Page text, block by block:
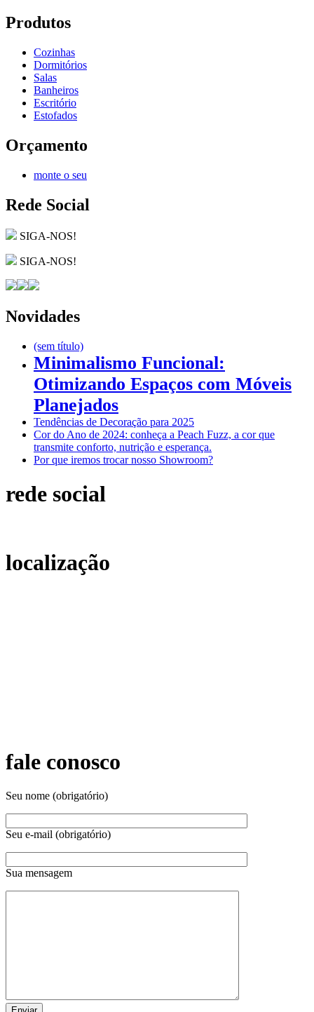
Produtos
Cozinhas
Dormitórios
Salas
Banheiros
Escritório
Estofados
Orçamento
monte o seu
Rede Social
SIGA-NOS!
SIGA-NOS!
Novidades
(sem título)
Minimalismo Funcional:
Otimizando Espaços com Móveis
Planejados
Tendências de Decoração para 2025
Cor do Ano de 2024: conheça a Peach Fuzz, a cor que
transmite conforto, nutrição e esperança.
Por que iremos trocar nosso Showroom?
rede social
localização
fale conosco
Seu nome (obrigatório)
Seu e-mail (obrigatório)
Sua mensagem